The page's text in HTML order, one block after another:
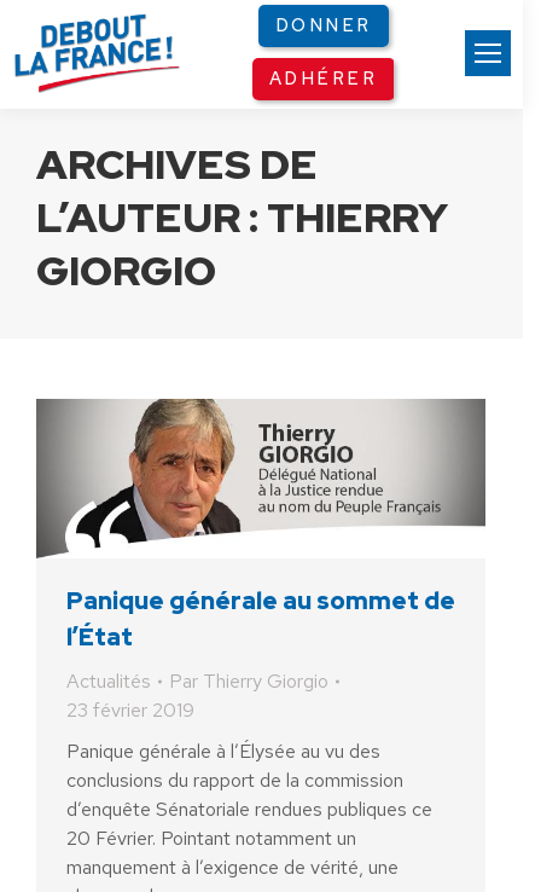
DONNER
ADHÉRER
ARCHIVES DE
L’AUTEUR : THIERRY
GIORGIO
Panique générale au sommet de
l’État
Actualités Par Thierry Giorgio
23 février 2019
Panique générale à l’Élysée au vu des
conclusions du rapport de la commission
d’enquête Sénatoriale rendues publiques ce
20 Février. Pointant notamment un
manquement à l’exigence de vérité, une
Panneau de gestion des cookies